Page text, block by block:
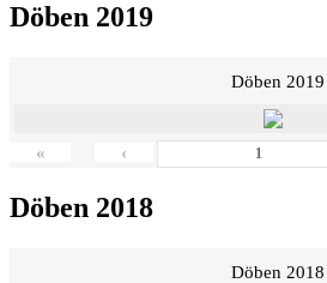
Döben 2019
Döben 2019
« ‹
Döben 2018
Döben 2018